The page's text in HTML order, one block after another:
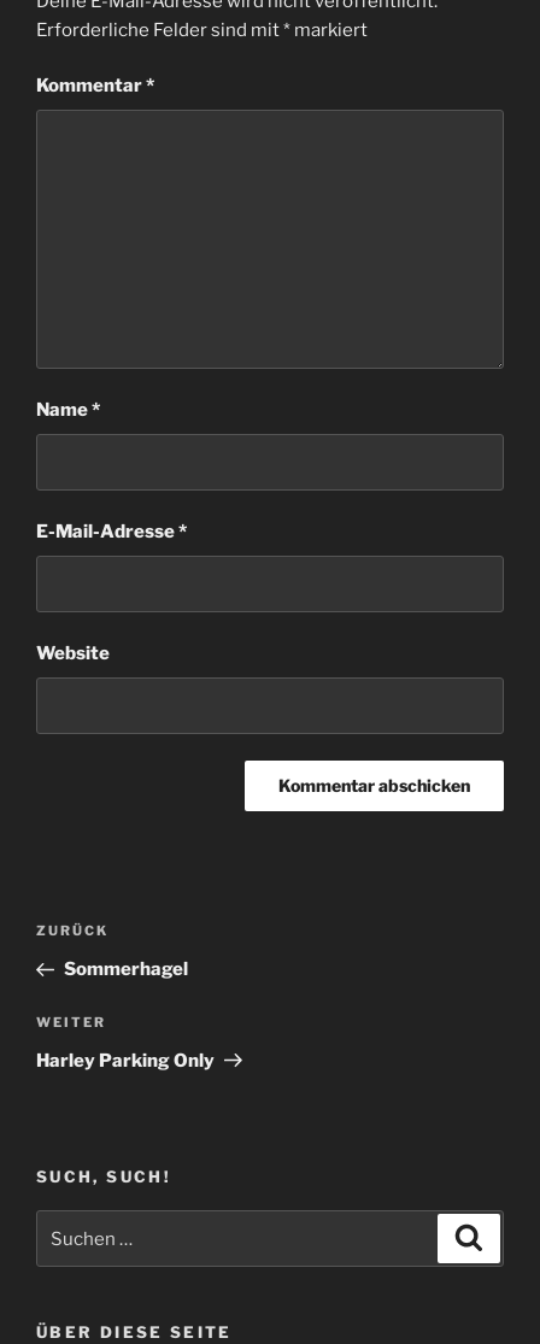
Erforderliche Felder sind mit* markiert
Kommentar*
Name*
E-Mail-Adresse*
Website
Beitragsnavigation
Vorheriger
Beitrag
ZURÜCK
Sommerhagel
Nächster
Beitrag
WEITER
Harley Parking Only
SUCH, SUCH!
nach:
ÜBER DIESE SEITE